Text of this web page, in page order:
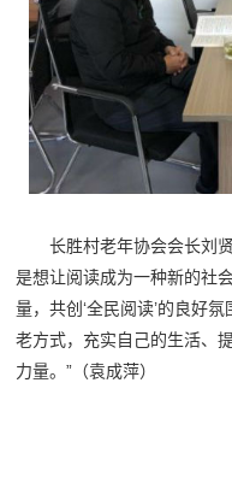
长胜村老年协会会长刘
是想让阅读成为一种新的社
量，共创‘全民阅读’的良好
老方式，充实自己的生活、
力量。”（袁成萍）